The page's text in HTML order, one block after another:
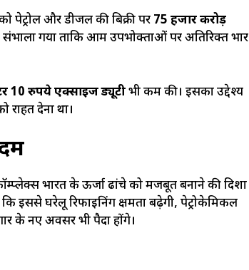
पेट्रोल और डीजल की बिक्री पर 75 हजार करोड़
संभाला गया ताकि आम उपभोक्ताओं पर अतिरिक्त भार
10 रुपये एक्साइज ड्यूटीभी कम की। इसका उद्देश्य
राहत देना था।
भारत के ऊर्जा ढांचे को मजबूत बनाने की दिशा
इससे घरेलू रिफाइनिंग क्षमता बढ़ेगी, पेट्रोकेमिकल
के नए अवसर भी पैदा होंगे।